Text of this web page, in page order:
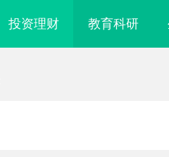
投资理财 教育科研